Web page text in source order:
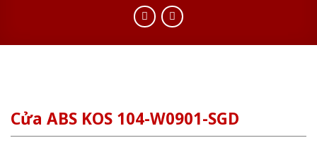
Cửa ABS KOS 104-W0901-SGD